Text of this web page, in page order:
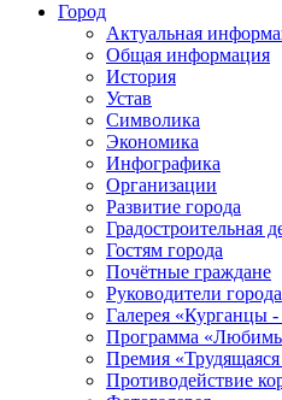
Город
Актуальная
Общая информация
История
Устав
Символика
Экономика
Инфографика
Организации
Развитие города
Градостроительная
Гостям города
Почётные граждане
Руководители города
Галерея «Курганцы -
Программа
Премия
Противодействие